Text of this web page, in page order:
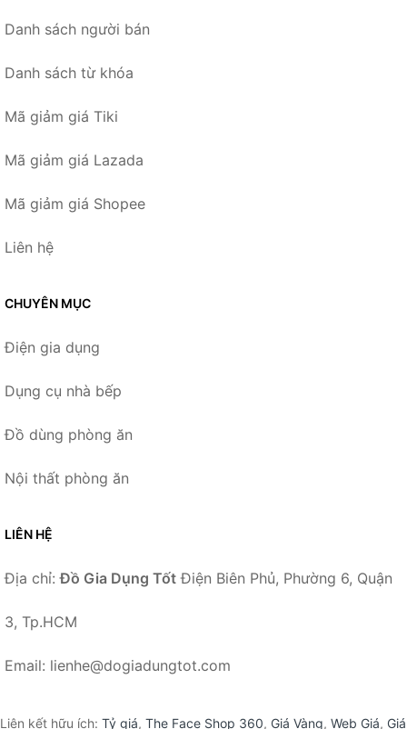
Danh sách người bán
Danh sách từ khóa
Mã giảm giá Tiki
Mã giảm giá Lazada
Mã giảm giá Shopee
Liên hệ
CHUYÊN MỤC
Điện gia dụng
Dụng cụ nhà bếp
Đồ dùng phòng ăn
Nội thất phòng ăn
LIÊN HỆ
Địa chỉ:Đồ Gia Dụng Tốt Điện Biên Phủ, Phường 6, Quận
3, Tp.HCM
Email: lienhe@dogiadungtot.com
Liên kết hữu ích: Tỷ giá, The Face Shop 360, Giá Vàng, Web Giá, Giá